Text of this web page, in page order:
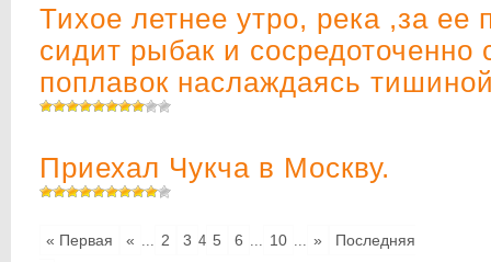
Тихое летнее утро, река ,за ее
сидит рыбак и сосредоточенно
поплавок наслаждаясь
Приехал Чукча в Москву.
« Первая « 2 3 4 5 6 10 »
Последняя